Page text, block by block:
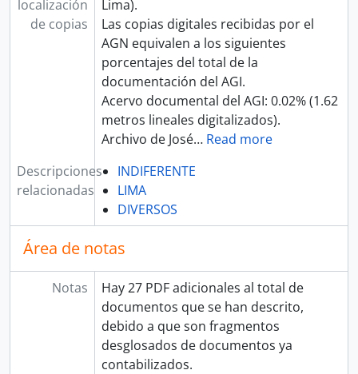
localización
de copias
Lima).
Las copias digitales recibidas por el
AGN equivalen a los siguientes
porcentajes del total de la
documentación del AGI.
Acervo documental del AGI: 0.02% (1.62
metros lineales digitalizados).
Archivo de José… Read more
Descripciones
relacionadas
INDIFERENTE
LIMA
DIVERSOS
Área de notas
Notas
Hay 27 PDF adicionales al total de
documentos que se han descrito,
debido a que son fragmentos
desglosados de documentos ya
contabilizados.